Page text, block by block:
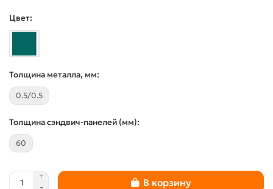
Цвет:
Толщина металла, мм:
0.5/0.5
Толщина сэндвич-панелей (мм):
60
В корзину